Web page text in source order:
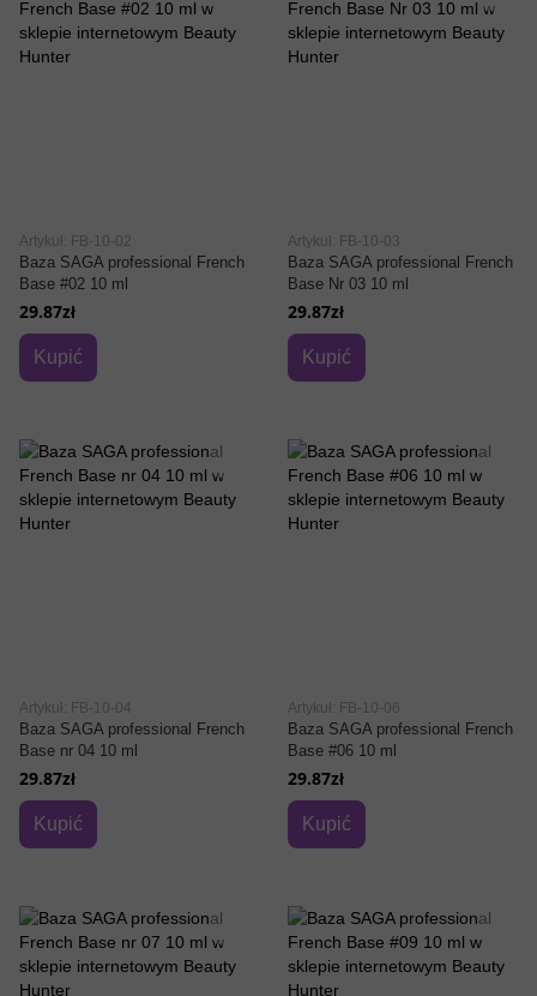
Artykuł: FB-10-02
Baza SAGA professional French
Base #02 10 ml
29.87zł
Kupić
Artykuł: FB-10-03
Baza SAGA professional French
Base Nr 03 10 ml
29.87zł
Kupić
Artykuł: FB-10-04
Baza SAGA professional French
Base nr 04 10 ml
29.87zł
Kupić
Artykuł: FB-10-06
Baza SAGA professional French
Base #06 10 ml
29.87zł
Kupić